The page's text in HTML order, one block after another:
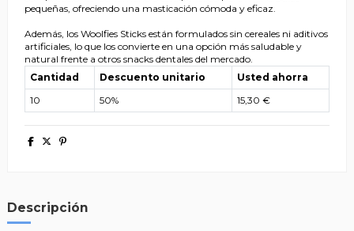
pequeñas, ofreciendo una masticación cómoda y eficaz.
Además, los Woolfies Sticks están formulados sin cereales ni aditivos
artificiales, lo que los convierte en una opción más saludable y
natural frente a otros snacks dentales del mercado.
Cantidad
Descuento unitario
Usted ahorra
10
50% 15,30 €
Descripción